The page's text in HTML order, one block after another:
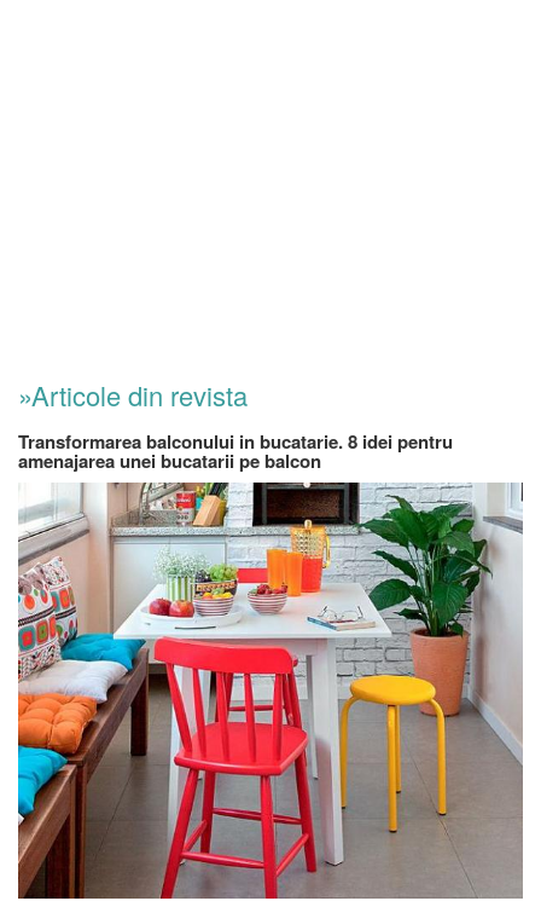
»Articole din revista
Transformarea balconului in bucatarie. 8 idei pentru
amenajarea unei bucatarii pe balcon